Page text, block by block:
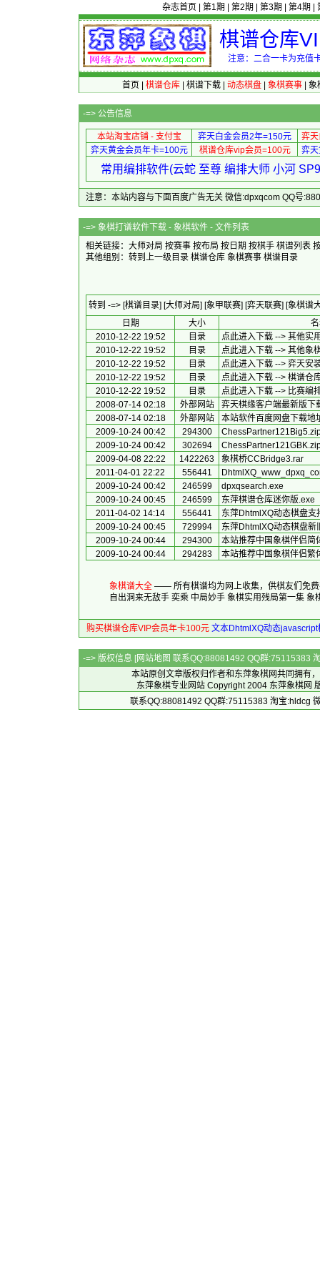
杂志首页 第1期 第2期 第3期 第4期
棋谱仓库
注意：二合一卡为充值
首页 棋谱仓库| 棋谱下载| 动态棋盘| 象棋赛事| 象
-=> 公告信息
本站淘宝店铺 - 支付宝 弈天白金会员2年=150元
弈
弈天黄金会员年卡=100元
棋谱仓库vip会员=100元 弈
常用编排软件(云蛇 至尊 编排大师 小河
注意：本站内容与下面百度广告无关 微信:dpxqcom QQ号
-=> 象棋打谱软件下载 - 象棋软件 - 文件列表
相关链接：大师对局 按赛事 按布局 按日期 按棋手 棋谱列表
其他组别： 转到上一级目录 棋谱仓库 象棋赛事 棋谱目录
转到 -=> [棋谱目录] [大师对局] [象甲联赛] [弈天联赛] [象棋谱
日期
大小
2010-12-22 19:52
目录
点此进入下载 --> 其他实
2010-12-22 19:52
目录
点此进入下载 --> 其他象
2010-12-22 19:52
目录
点此进入下载 --> 弈天安
2010-12-22 19:52
目录
点此进入下载 --> 棋谱仓
2010-12-22 19:52
目录
点此进入下载 --> 比赛编
2008-07-14 02:18
外部网站
弈天棋缘客户端最新版下
2008-07-14 02:18
外部网站
本站软件百度网盘下载地
2009-10-24 00:42
294300
2009-10-24 00:42
302694
2009-04-08 22:22
1422263
象棋桥CCBridge3.rar
2011-04-01 22:22
556441
2009-10-24 00:42
246599
dpxqsearch.exe
2009-10-24 00:45
246599
东萍棋谱仓库迷你版.exe
2011-04-02 14:14
556441
东萍DhtmlXQ动态棋盘
2009-10-24 00:45
729994
东萍DhtmlXQ动态棋盘
2009-10-24 00:44
294300
本站推荐中国象棋伴侣简
2009-10-24 00:44
294283 本站推荐中国象棋伴侣繁
象棋谱大全—— 所有棋谱均为网上收集，供棋友们免
自出洞来无敌手 奕乘 中局妙手 象棋实用残局第一集 象
购买棋谱仓库VIP会员年卡100元 文本DhtmlXQ动态
-=> 版权信息 [网站地图 联系QQ:88081492 QQ群:75115383
本站原创文章版权归作者和 东萍象棋网共同拥有
东萍象棋专业网站 Copyright 2004 东萍象棋网
联系QQ:88081492 QQ群:75115383 淘宝:hldcg